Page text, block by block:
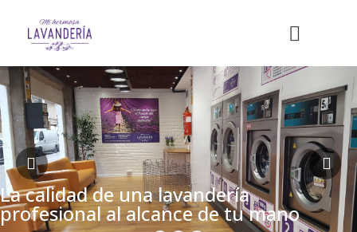
La calidad de una lavandería
profesional al alcance de tu mano